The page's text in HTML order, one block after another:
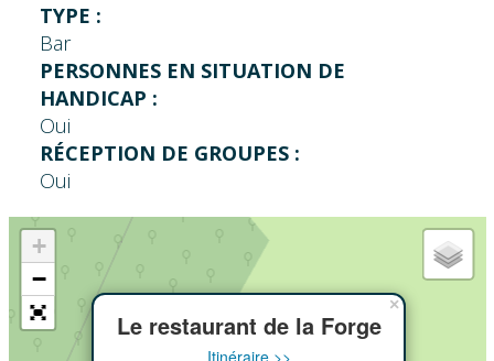
TYPE :
Bar
PERSONNES EN SITUATION DE
HANDICAP :
Oui
RÉCEPTION DE GROUPES :
Oui
Le restaurant de la Forge
Itinéraire >>
×
+
−